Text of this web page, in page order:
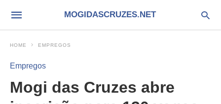
MOGIDASCRUZES.NET
HOME EMPREGOS
Empregos
Mogi das Cruzes abre